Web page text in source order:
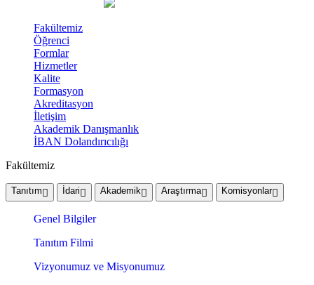
Fakültemiz
Öğrenci
Formlar
Hizmetler
Kalite
Formasyon
Akreditasyon
İletişim
Akademik Danışmanlık
İBAN Dolandırıcılığı
Fakültemiz
Tanıtım İdari Akademik Araştırma Komisyonlar
Genel Bilgiler
Tanıtım Filmi
Vizyonumuz ve Misyonumuz